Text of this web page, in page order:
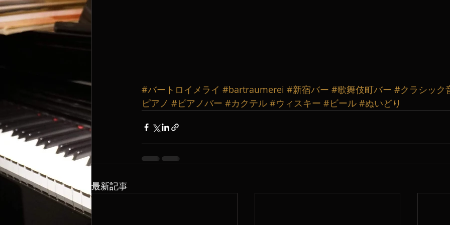
#バートロイメライ #bartraumerei #新宿バー #歌舞伎町バー #クラシック
ピアノ #ピアノバー #カクテル #ウィスキー #ビール #ぬいどり
最新記事